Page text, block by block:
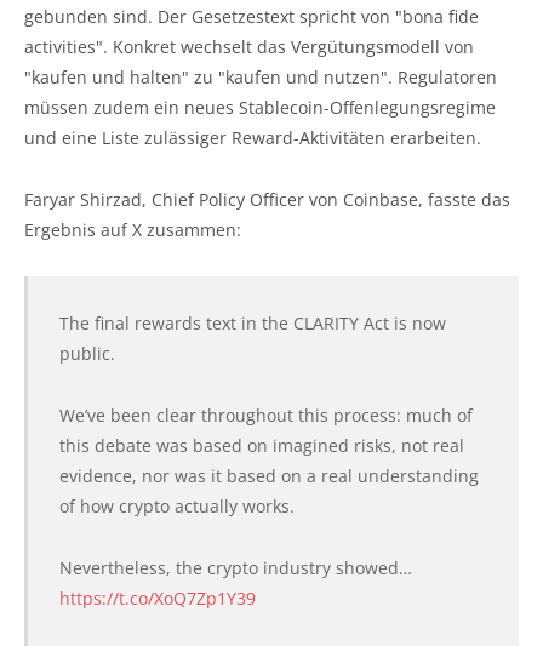
gebunden sind. Der Gesetzestext spricht von "bona fide
activities". Konkret wechselt das Vergütungsmodell von
"kaufen und halten" zu "kaufen und nutzen". Regulatoren
müssen zudem ein neues Stablecoin-Offenlegungsregime
und eine Liste zulässiger Reward-Aktivitäten erarbeiten.
Faryar Shirzad, Chief Policy Officer von Coinbase, fasste das
Ergebnis auf X zusammen:
The final rewards text in the CLARITY Act is now
public.
We’ve been clear throughout this process: much of
this debate was based on imagined risks, not real
evidence, nor was it based on a real understanding
of how crypto actually works.
Nevertheless, the crypto industry showed…
https://t.co/XoQ7Zp1Y39